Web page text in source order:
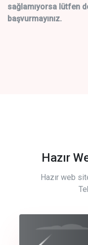
sağlamıyorsa lütfen
başvurmayınız.
Hazır
Hazır web